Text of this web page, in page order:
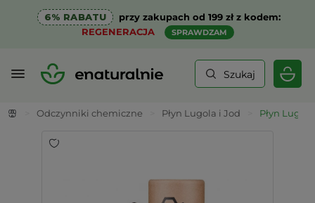
6% RABATU
przy zakupach od 199 zł z kodem:
REGENERACJA
SPRAWDZAM
Szukaj
Odczynniki chemiczne Płyn Lugola i Jod Płyn